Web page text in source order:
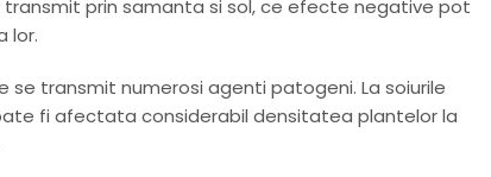
prin samanta si sol, ce efecte negative pot
lor.
transmit numerosi agenti patogeni. La soiurile
fi afectata considerabil densitatea plantelor la